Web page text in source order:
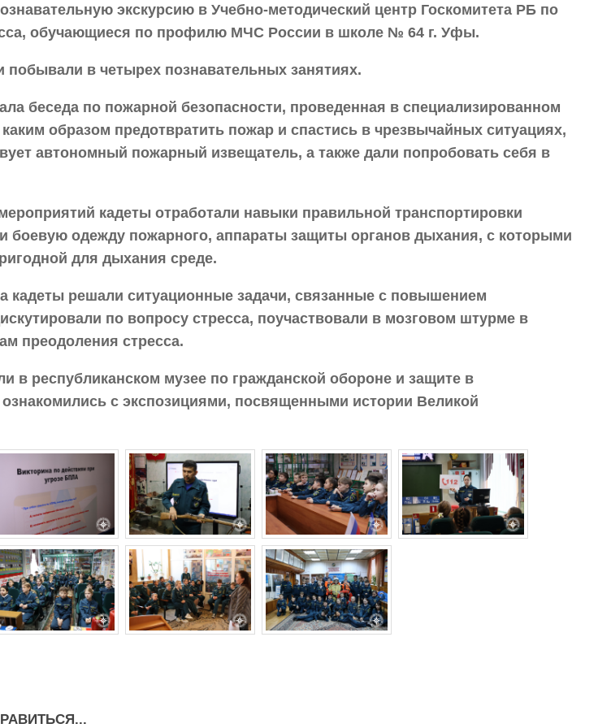
экскурсию в Учебно-методический центр Госкомитета РБ по
обучающиеся по профилю МЧС России в школе № 64 г. Уфы.
в четырех познавательных занятиях.
беседа по пожарной безопасности, проведенная в специализированном
образом предотвратить пожар и спастись в чрезвычайных ситуациях,
автономный пожарный извещатель, а также дали попробовать себя в
кадеты отработали навыки правильной транспортировки
боевую одежду пожарного, аппараты защиты органов дыхания, с которыми
для дыхания среде.
кадеты решали ситуационные задачи, связанные с повышением
по вопросу стресса, поучаствовали в мозговом штурме в
преодоления стресса.
в республиканском музее по гражданской обороне и защите в
с экспозициями, посвященными истории Великой